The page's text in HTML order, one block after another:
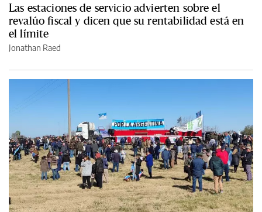
Las estaciones de servicio advierten sobre el
revalúo fiscal y dicen que su rentabilidad está en
el límite
Jonathan Raed